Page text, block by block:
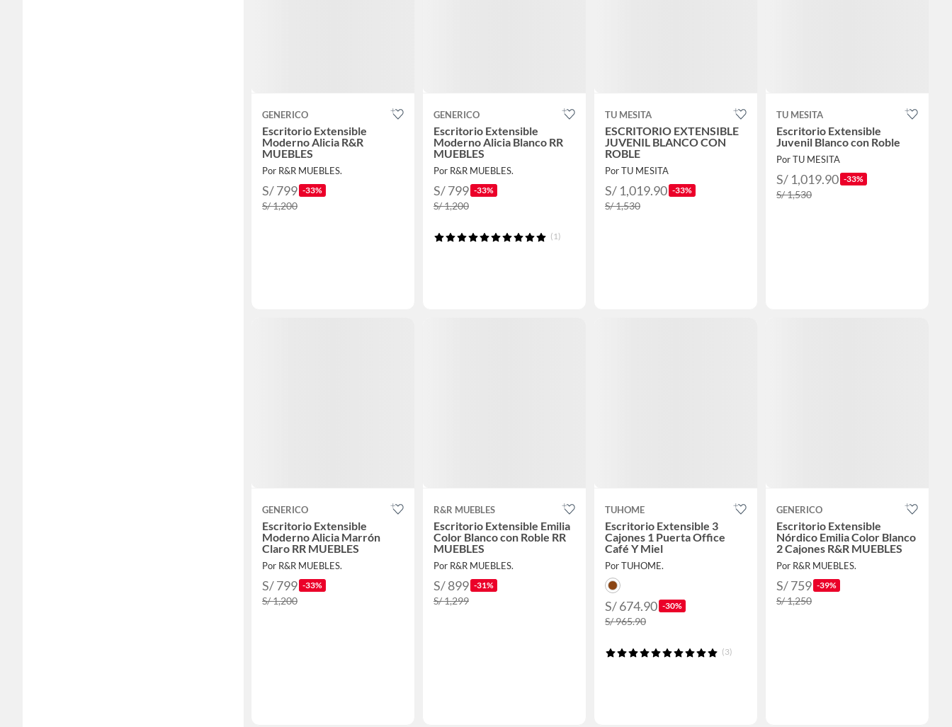
GENERICO
Escritorio Extensible
Moderno Alicia R&R
MUEBLES
Por R&R MUEBLES.
S/ 799 -33%
S/ 1,200
GENERICO
Escritorio Extensible
Moderno Alicia Blanco RR
MUEBLES
Por R&R MUEBLES.
S/ 799 -33%
S/ 1,200
(1)
TU MESITA
ESCRITORIO EXTENSIBLE
JUVENIL BLANCO CON
ROBLE
Por TU MESITA
S/ 1,019.90 -33%
S/ 1,530
TU MESITA
Escritorio Extensible
Juvenil Blanco con Roble
Por TU MESITA
S/ 1,019.90 -33%
S/ 1,530
GENERICO
Escritorio Extensible
Moderno Alicia Marrón
Claro RR MUEBLES
Por R&R MUEBLES.
S/ 799 -33%
S/ 1,200
R&R MUEBLES
Escritorio Extensible Emilia
Color Blanco con Roble RR
MUEBLES
Por R&R MUEBLES.
S/ 899 -31%
S/ 1,299
TUHOME
Escritorio Extensible 3
Cajones 1 Puerta Office
Café Y Miel
Por TUHOME.
S/ 674.90 -30%
S/ 965.90
(3)
GENERICO
Escritorio Extensible
Nórdico Emilia Color Blanco
2 Cajones R&R MUEBLES
Por R&R MUEBLES.
S/ 759 -39%
S/ 1,250